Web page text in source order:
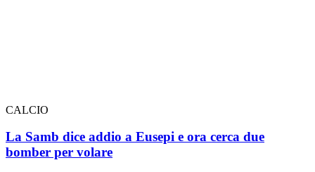
CALCIO
La Samb dice addio a Eusepi e ora cerca due
bomber per volare